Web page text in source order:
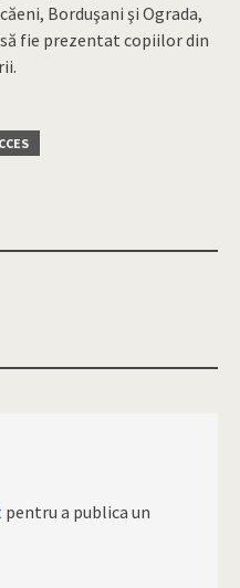
Borduşani şi Ograda,
fie prezentat copiilor din
pentru a publica un